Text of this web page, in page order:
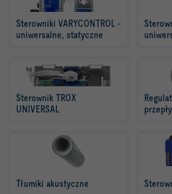
Sterowniki VARYCONTROL -
uniwersalne, statyczne
Sterownik TROX
UNIVERSAL
Tłumiki akustyczne